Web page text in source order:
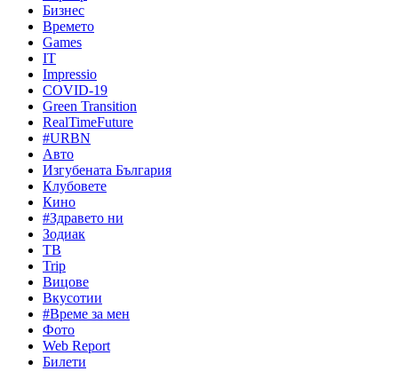
Бизнес
Времето
Games
IT
Impressio
COVID-19
Green Transition
RealTimeFuture
#URBN
Авто
Изгубената България
Клубовете
Кино
#Здравето ни
Зодиак
ТВ
Trip
Вицове
Вкусотии
#Време за мен
Фото
Web Report
Билети